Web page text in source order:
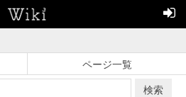
ページ一覧
検索